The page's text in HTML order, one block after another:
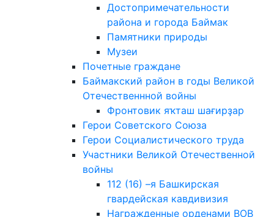
Достопримечательности
района и города Баймак
Памятники природы
Музеи
Почетные граждане
Баймакский район в годы Великой
Отечественнной войны
Фронтовик яҡташ шағирҙар
Герои Советского Союза
Герои Социалистического труда
Участники Великой Отечественной
войны
112 (16) –я Башкирская
гвардейская кавдивизия
Награжденные орденами ВОВ